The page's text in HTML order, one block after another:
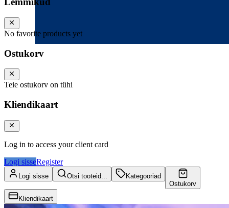
No favorite products yet
Ostukorv
Teie ostukorv on tühi
Kliendikaart
Log in to access your client card
Logi sisseRegister
Logi sisse Otsi tooteid...
Kategooriad
Ostukorv
Kliendikaart